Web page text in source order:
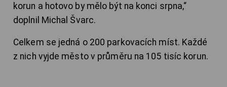
korun a hotovo by mělo být na konci srpna,“
doplnil Michal Švarc.
Celkem se jedná o 200 parkovacích míst. Každé
z nich vyjde město v průměru na 105 tisíc korun.